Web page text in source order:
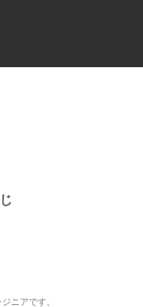
ニアです。